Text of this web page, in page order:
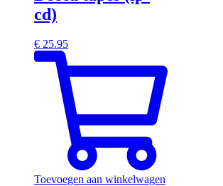
cd)
€ 25.95
Toevoegen aan winkelwagen